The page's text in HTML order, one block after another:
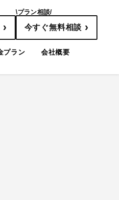
プラン 会社概要
›
\プラン相談/
今すぐ無料相談 ›